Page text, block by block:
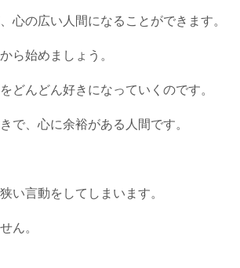
心の広い人間になることができます。
ら始めましょう。
どんどん好きになっていくのです。
で、心に余裕がある人間です。
い言動をしてしまいます。
ん。